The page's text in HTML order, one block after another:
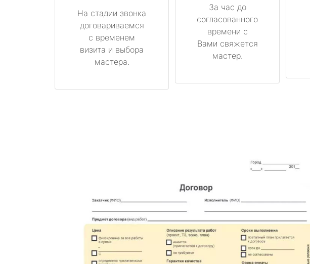
На стадии звонка
договариваемся
с временем
визита и выбора
мастера.
За час до
согласованного
времени с
Вами свяжется
мастер.